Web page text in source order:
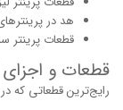
هد در
قطعات پرینتر
قطعات و اجزای
رایج‌ترین قطعاتی که